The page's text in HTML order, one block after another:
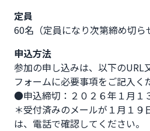
定員
60名（定員になり次第締め切ら
申込方法
参加の申し込みは、以下のURL
フォームに必要事項をご記入く
●申込締切：２０２６年１月１
＊受付済みのメールが１月１
は、電話で確認してください。